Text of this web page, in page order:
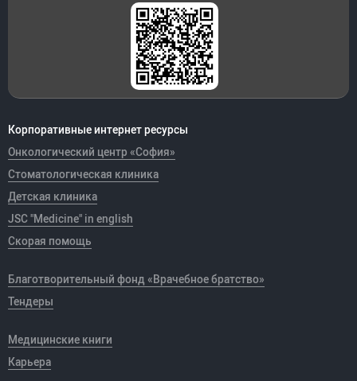
Корпоративные интернет ресурсы
Онкологический центр «София»
Стоматологическая клиника
Детская клиника
JSC "Medicine" in english
Скорая помощь
Благотворительный фонд «Врачебное братство»
Тендеры
Медицинские книги
Карьера